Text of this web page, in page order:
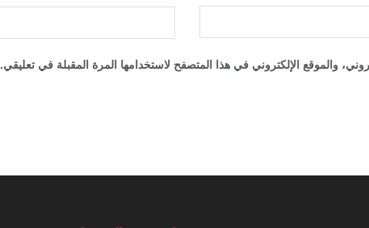
والموقع الإلكتروني في هذا المتصفح لاستخدامها المرة المقبلة في تعليقي.